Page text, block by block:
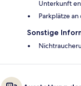
Unterkunft
Parkplätze
Sonstige